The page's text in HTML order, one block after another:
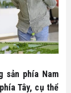
sản phía Nam
Tây, cụ thể